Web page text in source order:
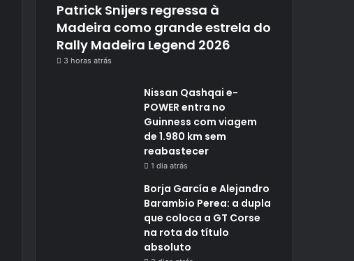
Patrick Snijers regressa à
Madeira como grande estrela do
Rally Madeira Legend 2026
3 horas atrás
Nissan Qashqai e-
POWER entra no
Guinness com viagem
de 1.980 km sem
reabastecer
1 dia atrás
Borja García e Alejandro
Barambio Perea: a dupla
que coloca a GT Corse
na rota do título
absoluto